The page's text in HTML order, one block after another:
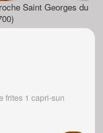
Saint Georges du
frites 1 capri-sun